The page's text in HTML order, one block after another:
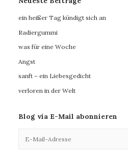
ein heißer Tag kündigt sich an
Radiergummi
was für eine Woche
Angst
sanft – ein Liebesgedicht
verloren in der Welt
Blog via E-Mail abonnieren
Mail-